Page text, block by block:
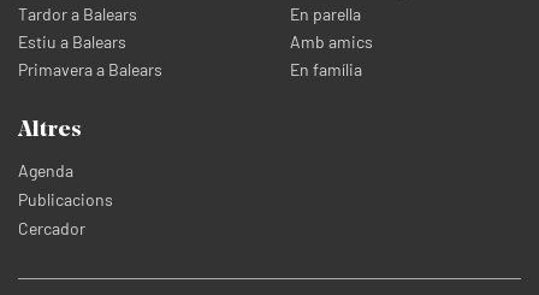
Tardor a Balears
Estiu a Balears
Primavera a Balears
En parella
Amb amics
En família
Altres
Agenda
Publicacions
Cercador